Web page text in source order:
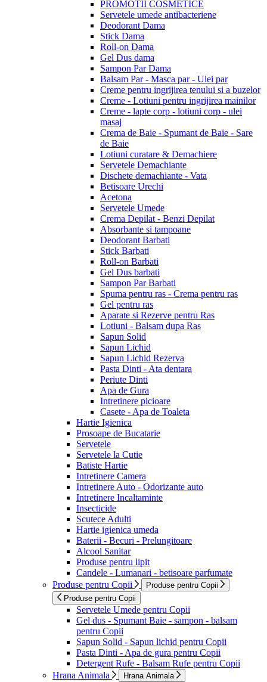
PROMOTII COSMETICE
Servetele umede antibacteriene
Deodorant Dama
Stick Dama
Roll-on Dama
Gel Dus dama
Sampon Par Dama
Balsam Par - Masca par - Ulei par
Creme pentru ingrijirea tenului si a buzelor
Creme - Lotiuni pentru ingrijirea mainilor
Creme - lapte corp - lotiuni corp - ulei
masaj
Crema de Baie - Spumant de Baie - Sare
de Baie
Lotiuni curatare & Demachiere
Servetele Demachiante
Dischete demachiante - Vata
Betisoare Urechi
Acetona
Servetele Umede
Crema Depilat - Benzi Depilat
Absorbante si tampoane
Deodorant Barbati
Stick Barbati
Roll-on Barbati
Gel Dus barbati
Sampon Par Barbati
Spuma pentru ras - Crema pentru ras
Gel pentru ras
Aparate si Rezerve pentru Ras
Lotiuni - Balsam dupa Ras
Sapun Solid
Sapun Lichid
Sapun Lichid Rezerva
Pasta Dinti - Ata dentara
Periute Dinti
Apa de Gura
Intretinere picioare
Casete - Apa de Toaleta
Hartie Igienica
Prosoape de Bucatarie
Servetele
Servetele la Cutie
Batiste Hartie
Intretinere Camera
Intretinere Auto - Odorizante auto
Intretinere Incaltaminte
Insecticide
Scutece Adulti
Hartie igienica umeda
Baterii - Becuri - Prelungitoare
Alcool Sanitar
Produse pentru lipit
Candele - Lumanari - betisoare parfumate
Produse pentru Copii
Produse pentru Copii
Produse pentru Copii
Servetele Umede pentru Copii
Gel dus - Spumant Baie - sampon - balsam
pentru Copii
Sapun Solid - Sapun lichid pentru Copii
Pasta Dinti - Apa de gura pentru Copii
Detergent Rufe - Balsam Rufe pentru Copii
Hrana Animala
Hrana Animala